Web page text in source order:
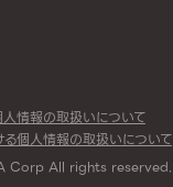
情報の取扱いについて
個人情報の取扱いについて
Corp All rights reserved.